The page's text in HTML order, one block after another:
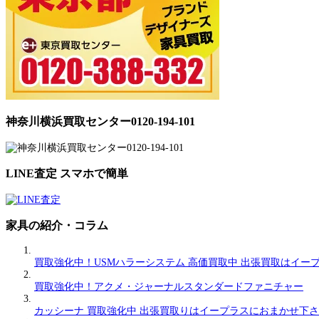
神奈川横浜買取センター0120-194-101
LINE査定 スマホで簡単
家具の紹介・コラム
買取強化中！USMハラーシステム 高価買取中 出張買取はイー
買取強化中！アクメ・ジャーナルスタンダードファニチャー
カッシーナ 買取強化中 出張買取りはイープラスにおまかせ下さ